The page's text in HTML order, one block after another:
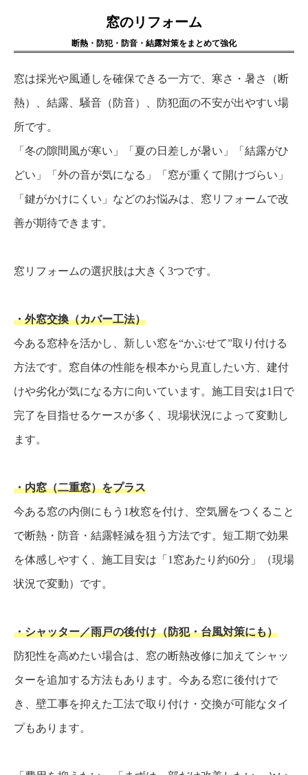
窓のリフォーム
断熱・防犯・防音・結露対策をまとめて強化
窓は採光や風通しを確保できる一方で、寒さ・暑さ（断
熱）、結露、騒音（防音）、防犯面の不安が出やすい場
所です。
「冬の隙間風が寒い」「夏の日差しが暑い」「結露がひ
どい」「外の音が気になる」「窓が重くて開けづらい」
「鍵がかけにくい」などのお悩みは、窓リフォームで改
善が期待できます。
窓リフォームの選択肢は大きく3つです。
・外窓交換（カバー工法）
今ある窓枠を活かし、新しい窓を“かぶせて”取り付ける
方法です。窓自体の性能を根本から見直したい方、建付
けや劣化が気になる方に向いています。施工目安は1日で
完了を目指せるケースが多く、現場状況によって変動し
ます。
・内窓（二重窓）をプラス
今ある窓の内側にもう1枚窓を付け、空気層をつくること
で断熱・防音・結露軽減を狙う方法です。短工期で効果
を体感しやすく、施工目安は「1窓あたり約60分」（現場
状況で変動）です。
・シャッター／雨戸の後付け（防犯・台風対策にも）
防犯性を高めたい場合は、窓の断熱改修に加えてシャッ
ターを追加する方法もあります。今ある窓に後付けで
き、壁工事を抑えた工法で取り付け・交換が可能なタイ
プもあります。